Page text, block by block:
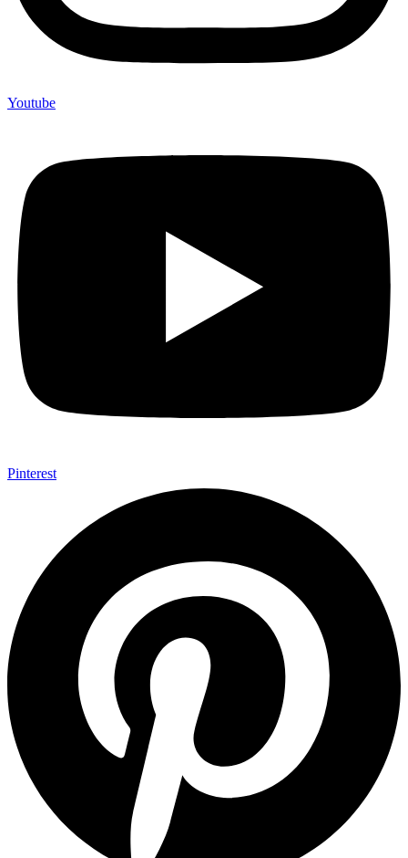
Youtube
Pinterest